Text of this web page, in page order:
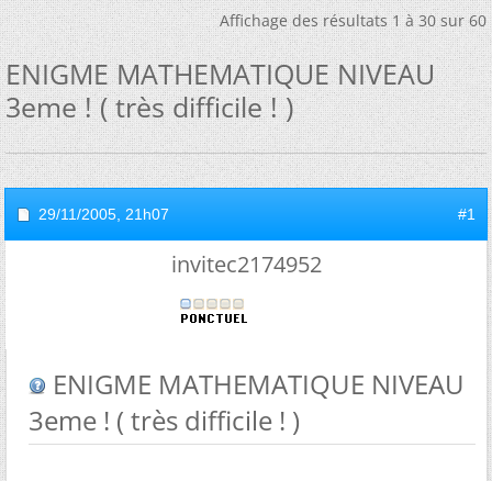
Affichage des résultats 1 à 30 sur 60
ENIGME MATHEMATIQUE NIVEAU
3eme ! ( très difficile ! )
29/11/2005, 21h07 #1
invitec2174952
ENIGME MATHEMATIQUE NIVEAU
3eme ! ( très difficile ! )